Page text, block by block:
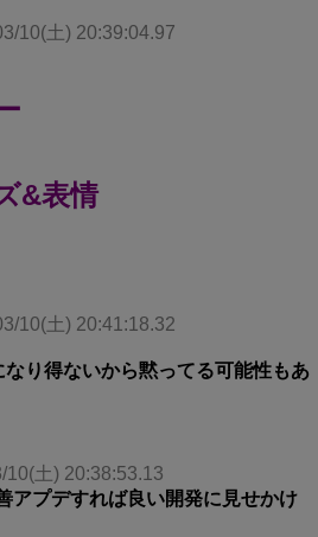
10(土) 20:39:04.97
&表情
10(土) 20:41:18.32
なり得ないから黙ってる可能性もあ
10(土) 20:38:53.13
アプデすれば良い開発に見せかけ